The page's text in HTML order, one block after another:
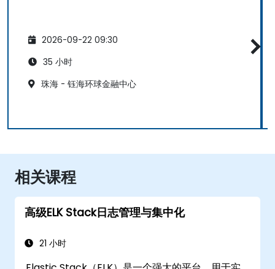
2026-09-22 09:30
35 小时
珠海 - 钰海环球金融中心
相关课程
高级ELK Stack日志管理与集中化
21 小时